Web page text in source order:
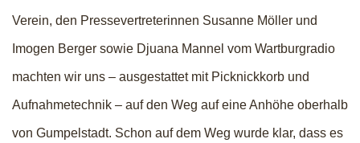
Verein, den Pressevertreterinnen Susanne Möller und
Imogen Berger sowie Djuana Mannel vom Wartburgradio
machten wir uns – ausgestattet mit Picknickkorb und
Aufnahmetechnik – auf den Weg auf eine Anhöhe oberhalb
von Gumpelstadt. Schon auf dem Weg wurde klar, dass es